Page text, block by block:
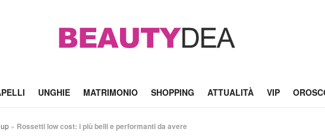
UNGHIE MATRIMONIO SHOPPING ATTUALITÀ VIP
» Rossetti low cost: i più belli e performanti da avere